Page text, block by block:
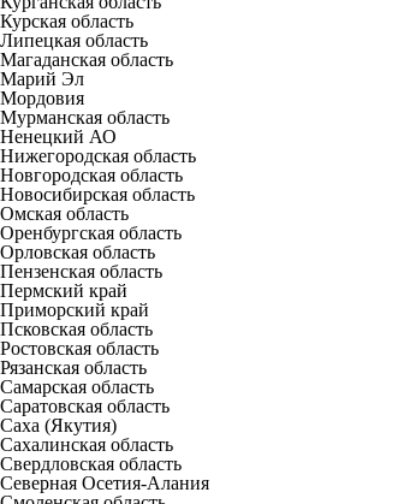
Курская область
Липецкая область
Магаданская область
Марий Эл
Мордовия
Мурманская область
Ненецкий АО
Нижегородская область
Новгородская область
Новосибирская область
Омская область
Оренбургская область
Орловская область
Пензенская область
Пермский край
Приморский край
Псковская область
Ростовская область
Рязанская область
Самарская область
Саратовская область
Саха (Якутия)
Сахалинская область
Свердловская область
Северная Осетия-Алания